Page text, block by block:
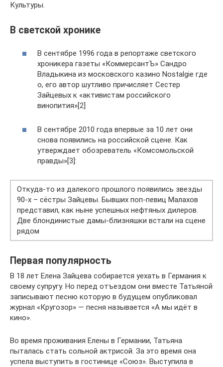
Культуры.
В светской хронике
В сентябре 1996 года в репортаже светского
хроникера газеты «КоммерсантЪ» Сандро
Владыкина из московского казино Nostalgie где
о, его автор шутливо причисляет Сестер
Зайцевых к «активистам российского
винопития»[2]
В сентябре 2010 года впервые за 10 лет они
снова появились на российской сцене. Как
утверждает обозреватель «Комсомольской
правды»[3]:
Откуда-то из далекого прошлого появились звезды
90-х – сёстры Зайцевы. Бывших поп-певиц Малахов
представил, как ныне успешных нефтяных дилеров.
Две блондинистые дамы-близняшки встали на сцене
рядом
Первая популярность
В 18 лет Елена Зайцева собирается уехать в Германия к
своему супругу. Но перед отъездом они вместе Татьяной
записывают песню которую в будущем опубликовал
журнал «Кругозор» — песня называется «А мы идёт в
кино».
Во время проживания Елены в Германии, Татьяна
пыталась стать сольной актрисой. За это время она
успела выступить в гостинице «Союз». Выступила в